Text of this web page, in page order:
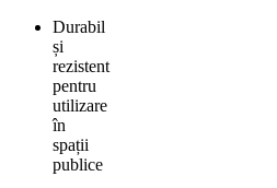
Durabil
și
rezistent
pentru
utilizare
în
spații
publice